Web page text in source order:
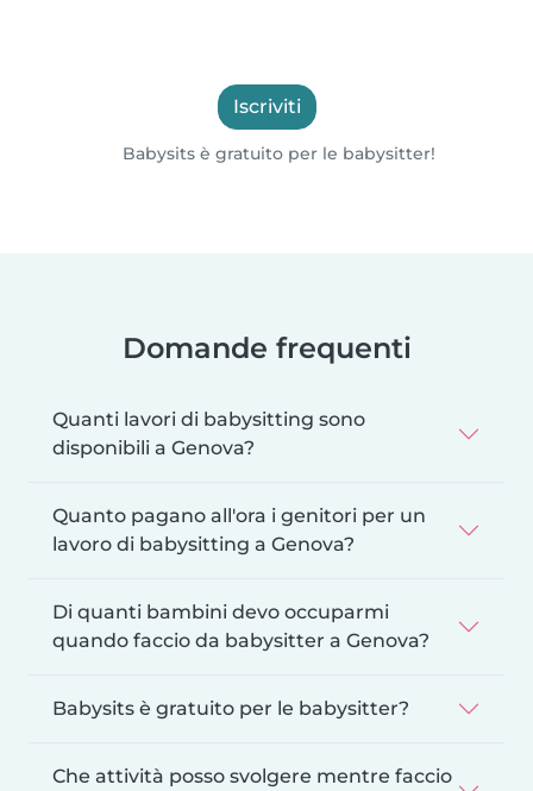
Iscriviti
Babysits è gratuito per le babysitter!
Domande frequenti
Quanti lavori di babysitting sono
disponibili a Genova?
Quanto pagano all'ora i genitori per un
lavoro di babysitting a Genova?
Di quanti bambini devo occuparmi
quando faccio da babysitter a Genova?
Babysits è gratuito per le babysitter?
Che attività posso svolgere mentre faccio